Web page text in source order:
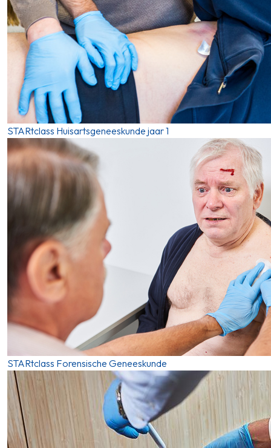
STARtclass Huisartsgeneeskunde jaar 1
STARtclass Forensische Geneeskunde